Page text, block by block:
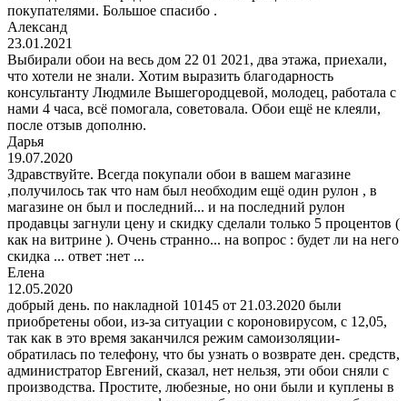
покупателями. Большое спасибо .
Александ
23.01.2021
Выбирали обои на весь дом 22 01 2021, два этажа, приехали,
что хотели не знали. Хотим выразить благодарность
консультанту Людмиле Вышегородцевой, молодец, работала с
нами 4 часа, всё помогала, советовала. Обои ещё не клеяли,
после отзыв дополню.
Дарья
19.07.2020
Здравствуйте. Всегда покупали обои в вашем магазине
,получилось так что нам был необходим ещё один рулон , в
магазине он был и последний... и на последний рулон
продавцы загнули цену и скидку сделали только 5 процентов (
как на витрине ). Очень странно... на вопрос : будет ли на него
скидка ... ответ :нет ...
Елена
12.05.2020
добрый день. по накладной 10145 от 21.03.2020 были
приобретены обои, из-за ситуации с короновирусом, с 12,05,
так как в это время заканчился режим самоизоляции-
обратилась по телефону, что бы узнать о возврате ден. средств,
администратор Евгений, сказал, нет нельзя, эти обои сняли с
производства. Простите, любезные, но они были и куплены в